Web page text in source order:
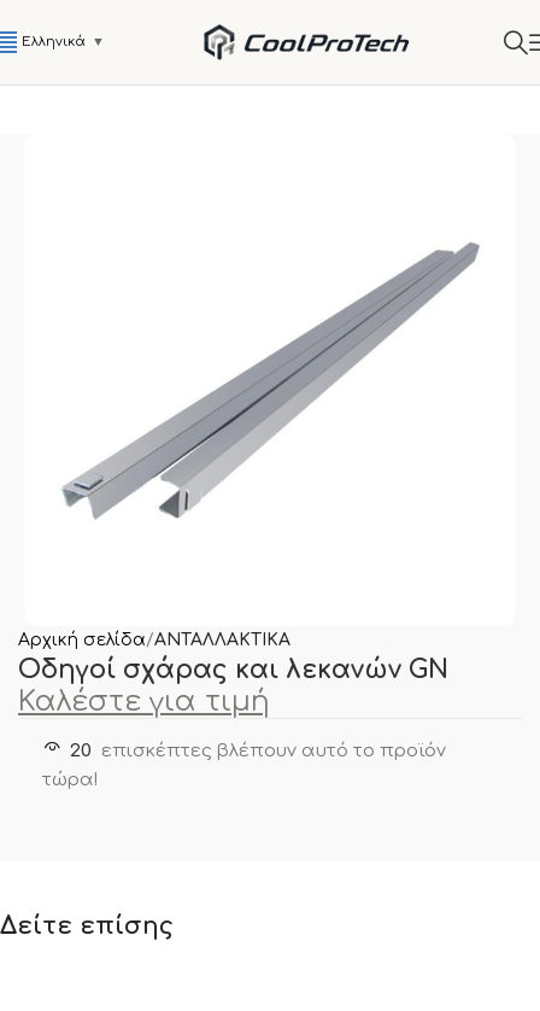
Ελληνικά ▼
Αρχική σελίδα ΑΝΤΑΛΛΑΚΤΙΚΑ
Οδηγοί σχάρας και λεκανών GN
Καλέστε για τιμή
20 επισκέπτες βλέπουν αυτό το προϊόν
τώρα!
Δείτε επίσης